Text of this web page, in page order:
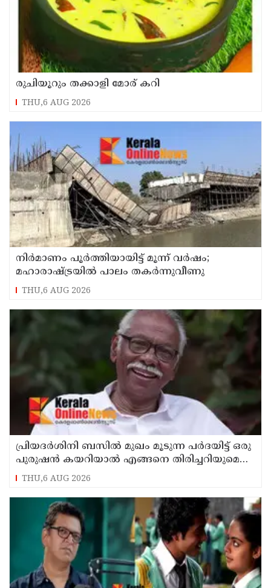
രുചിയൂറും തക്കാളി മോര് കറി
THU,6 AUG 2026
നിർമാണം പൂർത്തിയായിട്ട് മൂന്ന് വർഷം;
മഹാരാഷ്ട്രയിൽ പാലം തകർന്നുവീണു
THU,6 AUG 2026
പ്രിയദർശിനി ബസിൽ മുഖം മൂടുന്ന പർദയിട്ട് ഒരു
പുരുഷൻ കയറിയാൽ എങ്ങനെ തിരിച്ചറിയുമെന്ന്
എംഎൻ കാരശ്ശേരി
THU,6 AUG 2026